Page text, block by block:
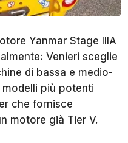
Yanmar Stage IIIA
Venieri sceglie
di bassa e medio-
più potenti
che fornisce
motore già Tier V.